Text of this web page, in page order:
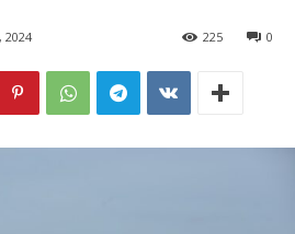
2024 0
225